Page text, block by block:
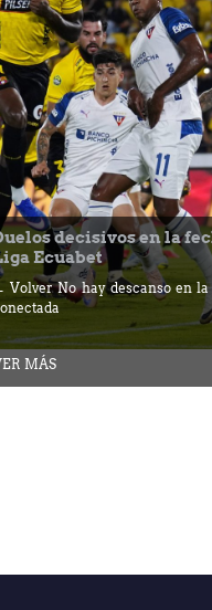
decisivos en la
Ecuabet
Volver No hay descanso en
MÁS